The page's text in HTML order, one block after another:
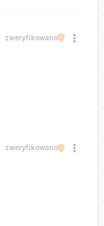
zweryfikowano
zweryfikowano